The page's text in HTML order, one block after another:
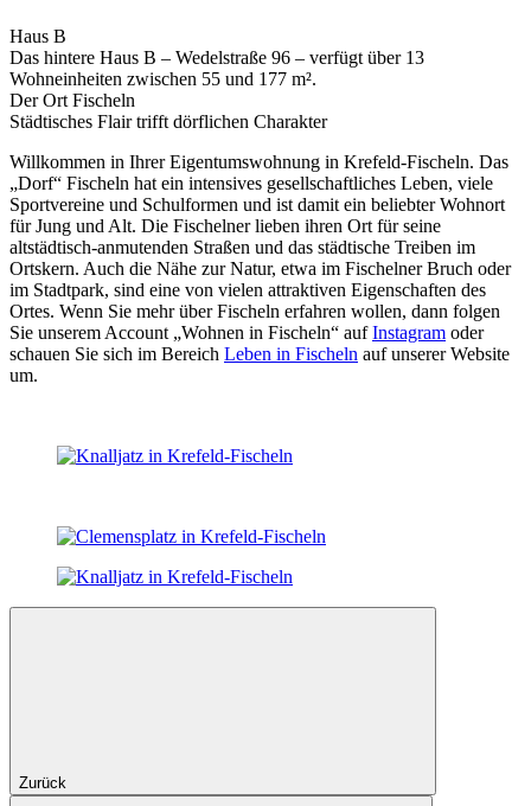
Haus B
Das hintere Haus B – Wedelstraße 96 – verfügt über 13
Wohneinheiten zwischen 55 und 177 m².
Der Ort Fischeln
Städtisches Flair trifft dörflichen Charakter
Willkommen in Ihrer Eigentumswohnung in Krefeld-Fischeln. Das
„Dorf“ Fischeln hat ein intensives gesellschaftliches Leben, viele
Sportvereine und Schulformen und ist damit ein beliebter Wohnort
für Jung und Alt. Die Fischelner lieben ihren Ort für seine
altstädtisch-anmutenden Straßen und das städtische Treiben im
Ortskern. Auch die Nähe zur Natur, etwa im Fischelner Bruch oder
im Stadtpark, sind eine von vielen attraktiven Eigenschaften des
Ortes. Wenn Sie mehr über Fischeln erfahren wollen, dann folgen
Sie unserem Account „Wohnen in Fischeln“ aufInstagram oder
schauen Sie sich im Bereich Leben in Fischeln auf unserer Website
um.
Zurück